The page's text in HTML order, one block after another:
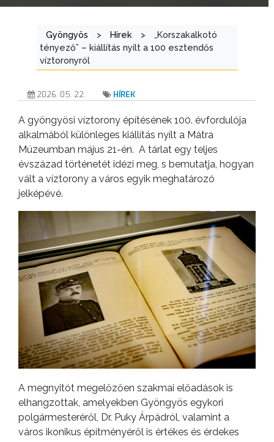
Gyöngyös > Hírek >
„Korszakalkotó
tényező” – kiállítás nyílt a 100 esztendős
víztoronyról
2026. 05. 22. HÍREK
A gyöngyösi víztorony építésének 100. évfordulója
alkalmából különleges kiállítás nyílt a Mátra
Múzeumban május 21-én. A tárlat egy teljes
évszázad történetét idézi meg, s bemutatja, hogyan
vált a víztorony a város egyik meghatározó
jelképévé.
A megnyitót megelőzően szakmai előadások is
elhangzottak, amelyekben Gyöngyös egykori
polgármesteréről, Dr. Puky Árpádról, valamint a
város ikonikus építményéről is értékes és érdekes